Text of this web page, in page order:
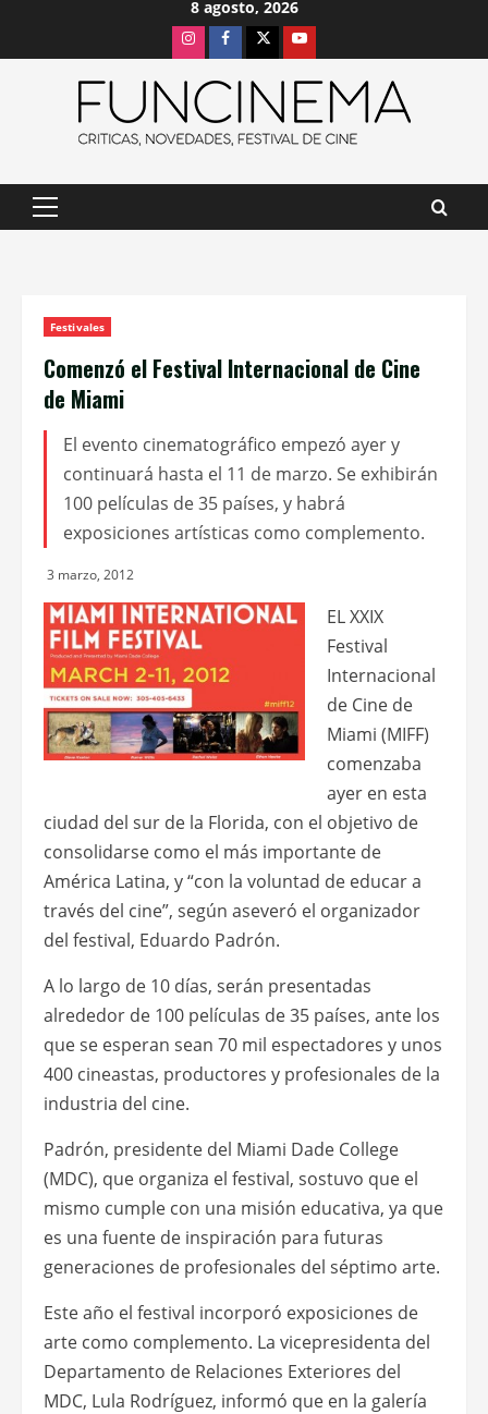
8 agosto, 2026
InstagramFacebook
X Youtube
Menú
Festivales
Comenzó el Festival Internacional de Cine
de Miami
El evento cinematográfico empezó ayer y
continuará hasta el 11 de marzo. Se exhibirán
100 películas de 35 países, y habrá
exposiciones artísticas como complemento.
3 marzo, 2012
EL XXIX
Festival
Internacional
de Cine de
Miami (MIFF)
comenzaba
ayer en esta
ciudad del sur de la Florida, con el objetivo de
consolidarse como el más importante de
América Latina, y “con la voluntad de educar a
través del cine”, según aseveró el organizador
del festival, Eduardo Padrón.
A lo largo de 10 días, serán presentadas
alrededor de 100 películas de 35 países, ante los
que se esperan sean 70 mil espectadores y unos
400 cineastas, productores y profesionales de la
industria del cine.
Padrón, presidente del Miami Dade College
(MDC), que organiza el festival, sostuvo que el
mismo cumple con una misión educativa, ya que
es una fuente de inspiración para futuras
generaciones de profesionales del séptimo arte.
Este año el festival incorporó exposiciones de
arte como complemento. La vicepresidenta del
Departamento de Relaciones Exteriores del
MDC, Lula Rodríguez, informó que en la galería